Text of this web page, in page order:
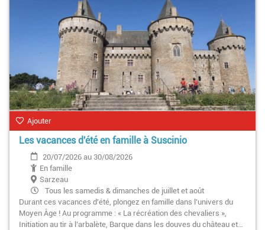
Ajouter
Les vacances d'été en famille à Suscinio
20/07/2026 au 30/08/2026
En famille
Sarzeau
Tous les samedis & dimanches de juillet et août
Durant ces vacances d'été, plongez en famille dans l’univers du
Moyen Âge ! Au programme : « La récréation des chevaliers »,
Initiation au tir à l’arbalète, Barque dans les douves du château et…